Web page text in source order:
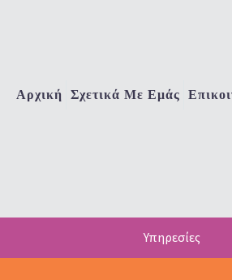
Αρχική Σχετικά Με Εμάς
Υπηρεσίες